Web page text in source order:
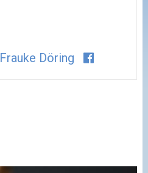
Frauke Döring